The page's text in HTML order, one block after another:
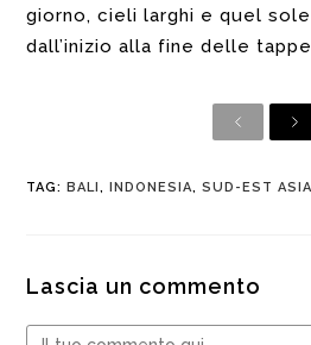
giorno, cieli larghi e quel
dall’inizio alla fine delle
TAG:BALI INDONESIA SUD-EST
Lascia un commento
Commento